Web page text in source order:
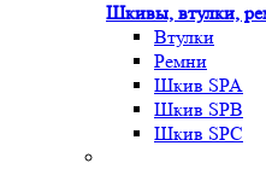
Шкивы, втулки,
Втулки
Ремни
Шкив SPA
Шкив SPB
Шкив SPC